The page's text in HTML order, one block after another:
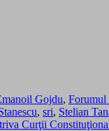
Gojdu, Forumul
, sri, Stelian
Curţii